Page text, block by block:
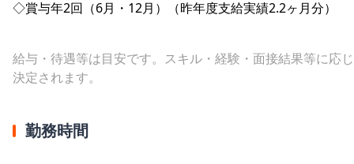
◇賞与年2回（6月・12月）（昨年度支給実績2.2ヶ月分）
給与・待遇等は目安です。スキル・経験・面接結果等に応
決定されます。
勤務時間